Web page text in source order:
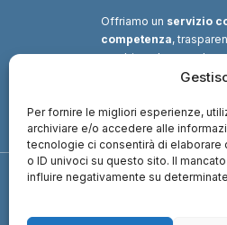
Per fornire le migliori esperienze,
archiviare e/o accedere alle
tecnologie ci consentirà di
o ID univoci su questo sito. Il
influire negativamente su
Offriamo un servizio
competenza,
combinando
tecnico e soluzioni
valore.